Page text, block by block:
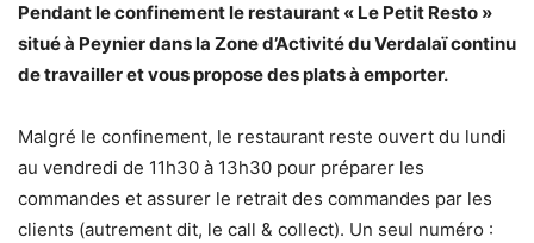
Pendant le confinement le restaurant « Le Petit Resto »
situé à Peynier dans la Zone d’Activité du Verdalaï continu
de travailler et vous propose des plats à emporter.
Malgré le confinement, le restaurant reste ouvert du lundi
au vendredi de 11h30 à 13h30 pour préparer les
commandes et assurer le retrait des commandes par les
clients (autrement dit, le call & collect). Un seul numéro :